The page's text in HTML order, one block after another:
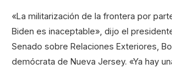
«La militarización de la frontera por
Biden es inaceptable», dijo el
Senado sobre Relaciones Exteriores,
demócrata de Nueva Jersey. «Ya hay